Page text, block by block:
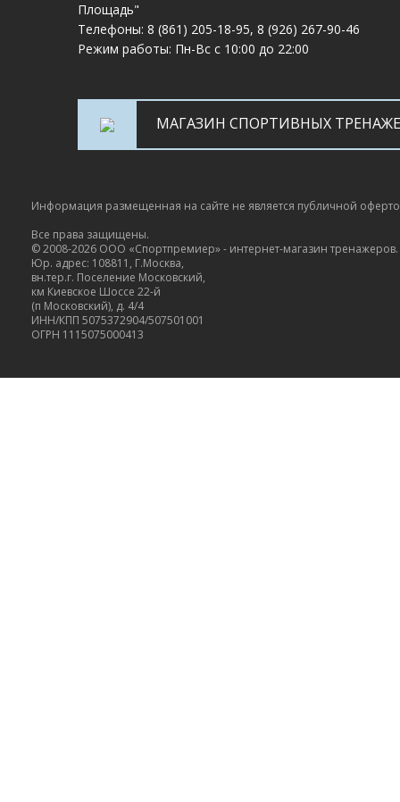
Площадь"
Телефоны: 8 (861) 205-18-95, 8 (926) 267-90-46
Режим работы: Пн-Вс с 10:00 до 22:00
МАГАЗИН СПОРТИВНЫХ
Информация размещенная на сайте не является публичной
Все права защищены.
© 2008-2026 ООО «Спортпремиер» - интернет-магазин тренажеров.
Юр. адрес: 108811, Г.Москва,
вн.тер.г. Поселение Московский,
км Киевское Шоссе 22-й
(п Московский), д. 4/4
ИНН/КПП 5075372904/507501001
ОГРН 1115075000413